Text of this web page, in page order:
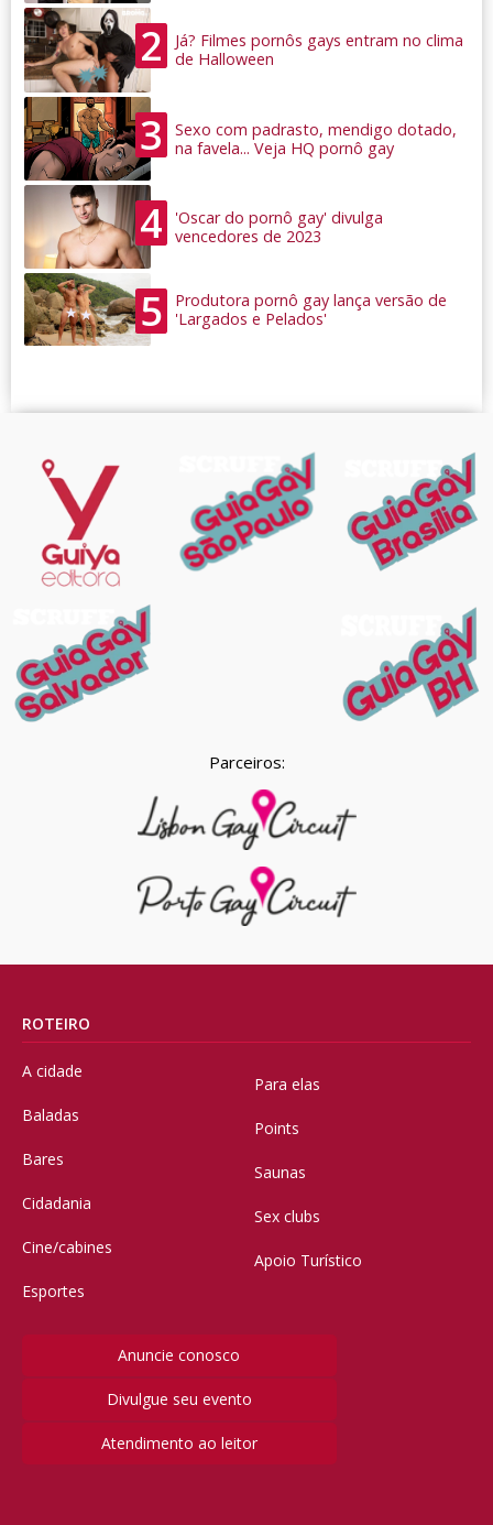
2
Já? Filmes pornôs gays entram no clima
de Halloween
3
Sexo com padrasto, mendigo dotado,
na favela... Veja HQ pornô gay
4
'Oscar do pornô gay' divulga
vencedores de 2023
5
Produtora pornô gay lança versão de
'Largados e Pelados'
Parceiros:
ROTEIRO
A cidade
Baladas
Bares
Cidadania
Cine/cabines
Esportes
Para elas
Points
Saunas
Sex clubs
Apoio Turístico
Anuncie conosco
Divulgue seu evento
Atendimento ao leitor